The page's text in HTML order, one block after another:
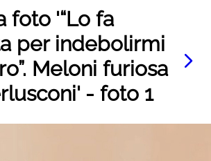
foto '“Lo fa
per indebolirmi
Meloni furiosa
- foto 1